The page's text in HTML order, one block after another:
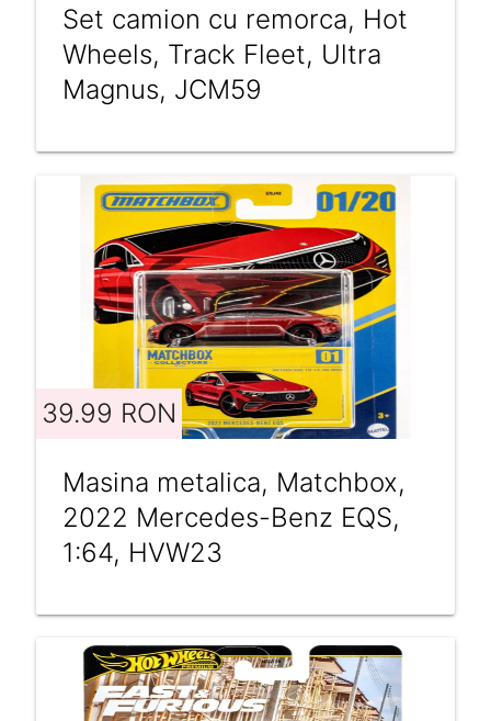
Set camion cu remorca, Hot
Wheels, Track Fleet, Ultra
Magnus, JCM59
39.99 RON
Masina metalica, Matchbox,
2022 Mercedes-Benz EQS,
1:64, HVW23